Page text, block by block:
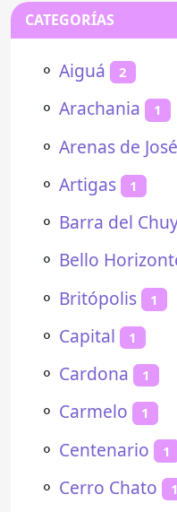
CATEGORÍAS
⚬ Aiguá 2
⚬ Arachania 1
⚬ Arenas de
⚬ Artigas 1
⚬ Barra del
⚬ Bello
⚬ Britópolis 1
⚬ Capital 1
⚬ Cardona 1
⚬ Carmelo 1
⚬ Centenario 1
⚬ Cerro Chato 1